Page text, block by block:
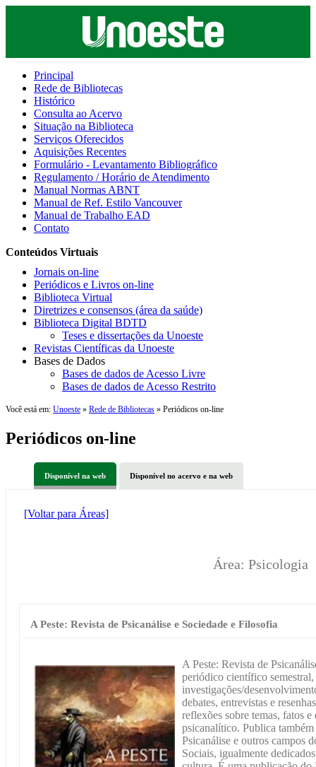
Principal
Rede de Bibliotecas
Histórico
Consulta ao Acervo
Situação na Biblioteca
Serviços Oferecidos
Aquisições Recentes
Formulário - Levantamento Bibliográfico
Regulamento / Horário de Atendimento
Manual Normas ABNT
Manual de Ref. Estilo Vancouver
Manual de Trabalho EAD
Contato
Conteúdos Virtuais
Jornais on-line
Periódicos e Livros on-line
Biblioteca Virtual
Diretrizes e consensos (área da saúde)
Biblioteca Digital BDTD
Teses e dissertações da Unoeste
Revistas Científicas da Unoeste
Bases de Dados
Bases de dados de Acesso Livre
Bases de dados de Acesso Restrito
Você está em: Unoeste » Rede de Bibliotecas » Periódicos on-line
Periódicos on-line
Disponível na web Disponível no acervo e na web
[Voltar para Áreas]
Área: Psicologia
A Peste: Revista de Psicanálise e Sociedade e Filosofia
A Peste: Revista de
periódico científico
investigações/
debates, entrevistas e
reflexões sobre temas, fatos
psicanalítico. Publica
Psicanálise e outros campos
Sociais, igualmente